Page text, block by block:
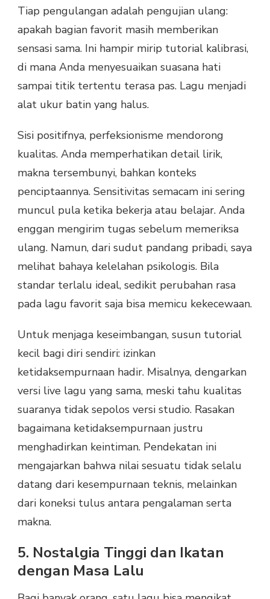
Tiap pengulangan adalah pengujian ulang:
apakah bagian favorit masih memberikan
sensasi sama. Ini hampir mirip tutorial kalibrasi,
di mana Anda menyesuaikan suasana hati
sampai titik tertentu terasa pas. Lagu menjadi
alat ukur batin yang halus.
Sisi positifnya, perfeksionisme mendorong
kualitas. Anda memperhatikan detail lirik,
makna tersembunyi, bahkan konteks
penciptaannya. Sensitivitas semacam ini sering
muncul pula ketika bekerja atau belajar. Anda
enggan mengirim tugas sebelum memeriksa
ulang. Namun, dari sudut pandang pribadi, saya
melihat bahaya kelelahan psikologis. Bila
standar terlalu ideal, sedikit perubahan rasa
pada lagu favorit saja bisa memicu kekecewaan.
Untuk menjaga keseimbangan, susun tutorial
kecil bagi diri sendiri: izinkan
ketidaksempurnaan hadir. Misalnya, dengarkan
versi live lagu yang sama, meski tahu kualitas
suaranya tidak sepolos versi studio. Rasakan
bagaimana ketidaksempurnaan justru
menghadirkan keintiman. Pendekatan ini
mengajarkan bahwa nilai sesuatu tidak selalu
datang dari kesempurnaan teknis, melainkan
dari koneksi tulus antara pengalaman serta
makna.
5. Nostalgia Tinggi dan Ikatan
dengan Masa Lalu